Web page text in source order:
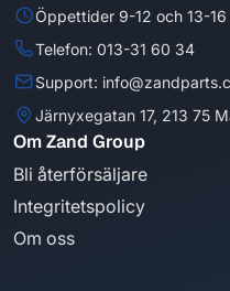
Öppettider 9-12 och 13-
Telefon: 013-31 60 34
Support:
Järnyxegatan 17, 213 75
Om Zand Group
Bli återförsäljare
Integritetspolicy
Om oss